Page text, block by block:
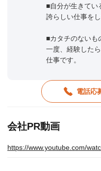
■自分が生きてい
誇らしい仕事を
■カタチのないも
一度、経験した
仕事です。
電話応
会社PR動画
https://www.youtube.com/